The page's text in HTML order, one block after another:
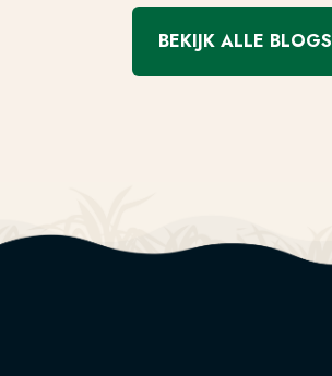
BEKIJK ALLE BLOGS